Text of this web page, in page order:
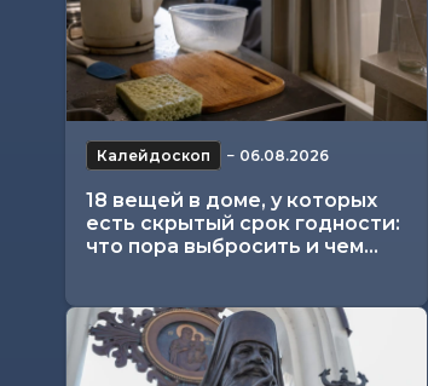
Калейдоскоп − 06.08.2026
18 вещей в доме, у которых
есть скрытый срок годности:
что пора выбросить и чем...